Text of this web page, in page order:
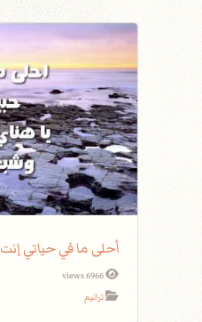
أحلى ما في حياتي إنت
6966 views
ترانيم